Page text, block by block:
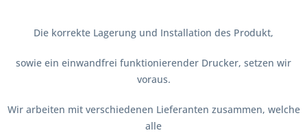
Die korrekte Lagerung und Installation des Produkt,
sowie ein einwandfrei funktionierender Drucker, setzen wir
voraus.
Wir arbeiten mit verschiedenen Lieferanten zusammen, welche
alle